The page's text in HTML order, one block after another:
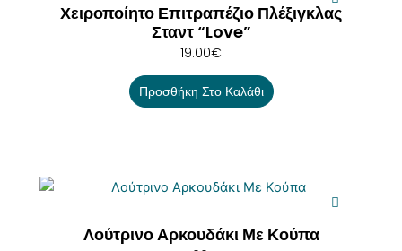
Χειροποίητο Επιτραπέζιο Πλέξιγκλας
Σταντ “Love”
19.00€
Προσθήκη Στο Καλάθι
Λούτρινο Αρκουδάκι Με Κούπα